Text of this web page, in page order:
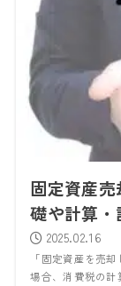
固定資産
礎や計算・
2025.02.16
「固定資産を売
場合、消費税の